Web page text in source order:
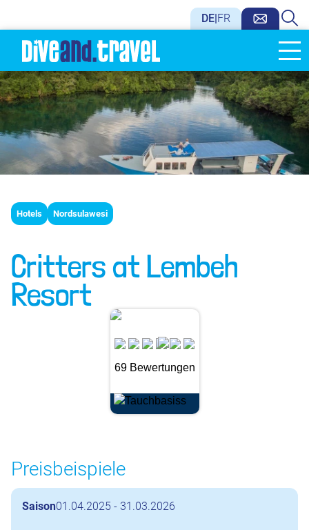
DE FR
Hotels Nordsulawesi
Critters at Lembeh
Resort
69 Bewertungen
Preisbeispiele
Saison01.04.2025 - 31.03.2026